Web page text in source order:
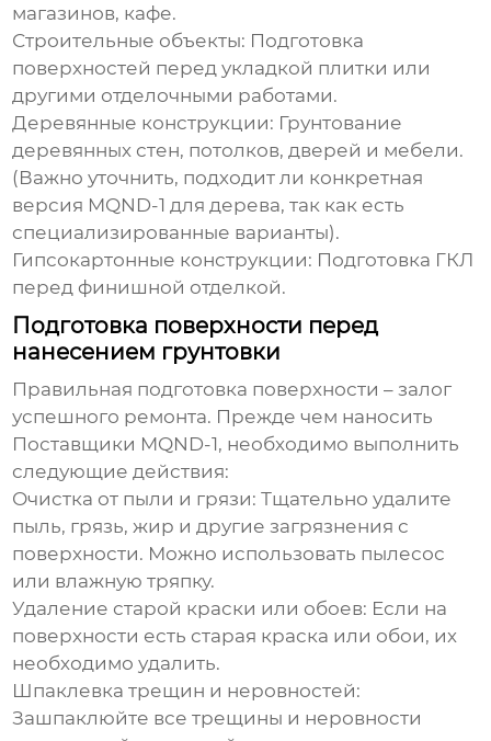
магазинов, кафе.
Строительные объекты: Подготовка
поверхностей перед укладкой плитки или
другими отделочными работами.
Деревянные конструкции: Грунтование
деревянных стен, потолков, дверей и мебели.
(Важно уточнить, подходит ли конкретная
версия MQND-1 для дерева, так как есть
специализированные варианты).
Гипсокартонные конструкции: Подготовка ГКЛ
перед финишной отделкой.
Подготовка поверхности перед
нанесением грунтовки
Правильная подготовка поверхности – залог
успешного ремонта. Прежде чем наносить
Поставщики MQND-1, необходимо выполнить
следующие действия:
Очистка от пыли и грязи: Тщательно удалите
пыль, грязь, жир и другие загрязнения с
поверхности. Можно использовать пылесос
или влажную тряпку.
Удаление старой краски или обоев: Если на
поверхности есть старая краска или обои, их
необходимо удалить.
Шпаклевка трещин и неровностей:
Зашпаклюйте все трещины и неровности